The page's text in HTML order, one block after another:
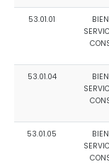
Procesos
Ejecución
Obras y
53.01.01
53.01.04
53.01.05